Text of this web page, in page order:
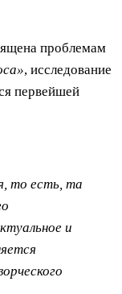
проблемам
, исследование
первейшей
то есть, та
и